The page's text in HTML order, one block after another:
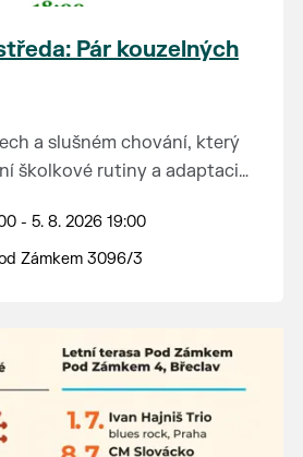
Pár kouzelných
a slušném chování, který
školkové rutiny a adaptaci
počasí.
- 5. 8. 2026 19:00
Zámkem 3096/3